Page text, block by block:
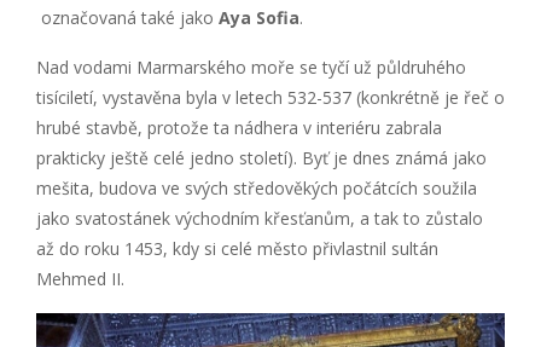
označovaná také jako Aya Sofia.
Nad vodami Marmarského moře se tyčí už půldruhého
tisíciletí, vystavěna byla v letech 532-537 (konkrétně je řeč o
hrubé stavbě, protože ta nádhera v interiéru zabrala
prakticky ještě celé jedno století). Byť je dnes známá jako
mešita, budova ve svých středověkých počátcích soužila
jako svatostánek východním křesťanům, a tak to zůstalo
až do roku 1453, kdy si celé město přivlastnil sultán
Mehmed II.